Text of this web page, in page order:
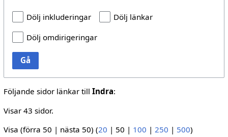
Dölj inkluderingar
Dölj länkar
Dölj omdirigeringar
Gå
Följande sidor länkar till Indra:
Visar 43 sidor.
Visa (förra 50 | nästa 50) (20 | 50 | 100 | 250 | 500)